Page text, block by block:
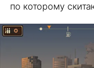
по которому